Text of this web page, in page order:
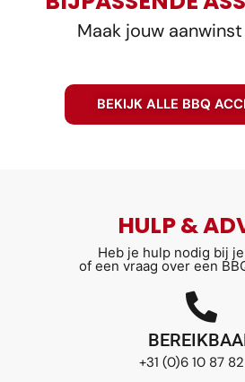
Maak jouw
BEKIJK ALLE BBQ
HULP &
Heb je hulp nodig bij
of een vraag over een
+31 (0)6 10 87